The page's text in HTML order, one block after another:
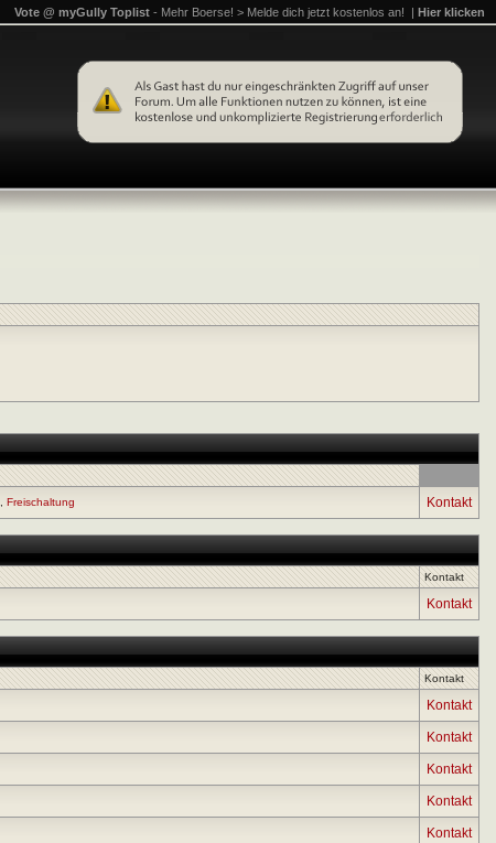
Vote @ myGully Toplist - Mehr Boerse! > Melde dich jetzt kostenlos an! | Hier klicken
, Freischaltung Kontakt
Kontakt
Kontakt
Kontakt
Kontakt
Kontakt
Kontakt
Kontakt
Kontakt